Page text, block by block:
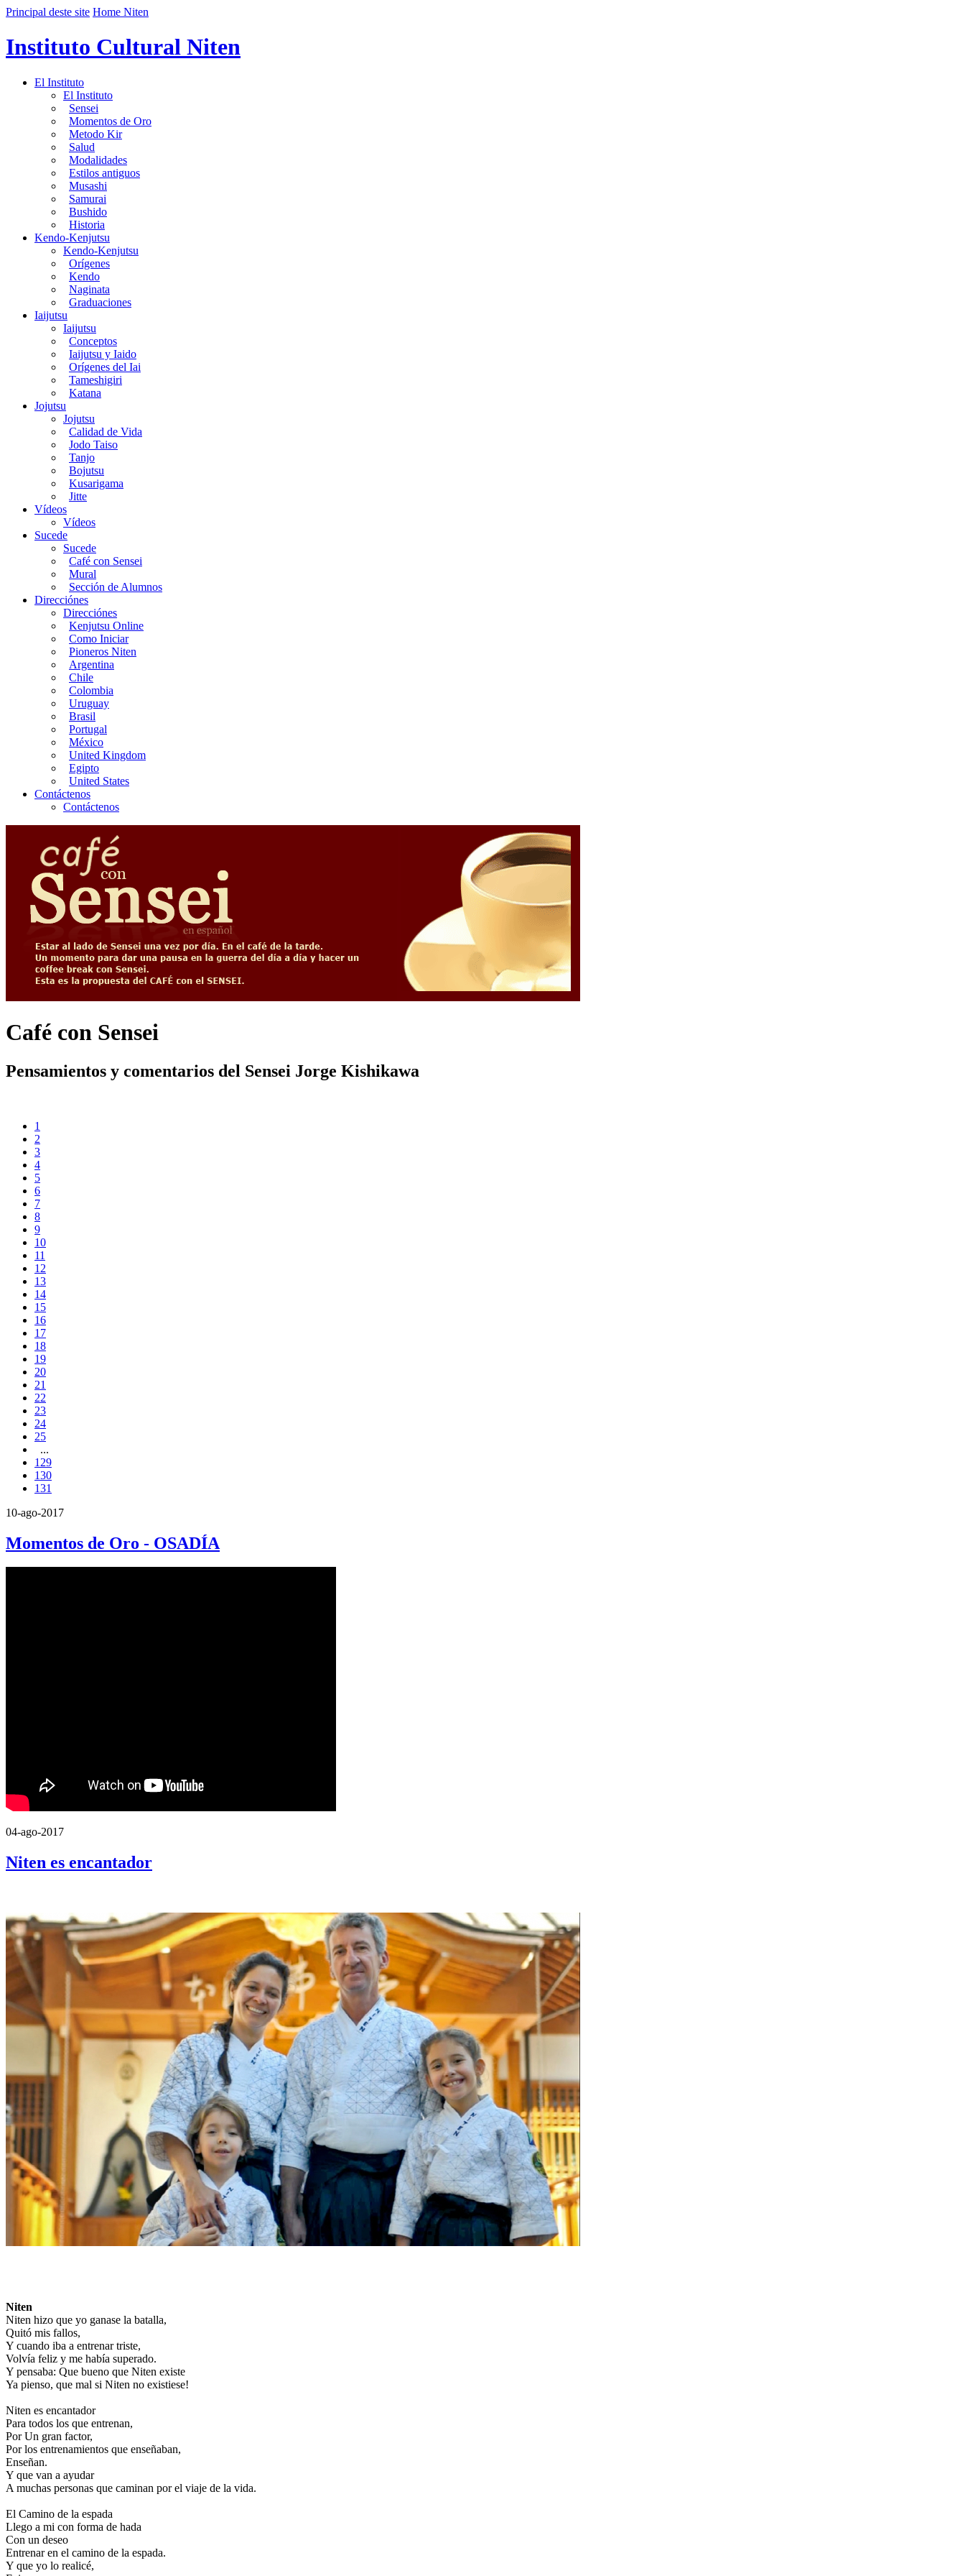
Principal deste site Home Niten
Instituto Cultural Niten
El Instituto
El Instituto
Sensei
Momentos de Oro
Metodo Kir
Salud
Modalidades
Estilos antiguos
Musashi
Samurai
Bushido
Historia
Kendo-Kenjutsu
Kendo-Kenjutsu
Orígenes
Kendo
Naginata
Graduaciones
Iaijutsu
Iaijutsu
Conceptos
Iaijutsu y Iaido
Orígenes del Iai
Tameshigiri
Katana
Jojutsu
Jojutsu
Calidad de Vida
Jodo Taiso
Tanjo
Bojutsu
Kusarigama
Jitte
Vídeos
Vídeos
Sucede
Sucede
Café con Sensei
Mural
Sección de Alumnos
Direcciónes
Direcciónes
Kenjutsu Online
Como Iniciar
Pioneros Niten
Argentina
Chile
Colombia
Uruguay
Brasil
Portugal
México
United Kingdom
Egipto
United States
Contáctenos
Contáctenos
Café con Sensei
Pensamientos y comentarios del Sensei Jorge Kishikawa
1
2
3
4
5
6
7
8
9
10
11
12
13
14
15
16
17
18
19
20
21
22
23
24
25
...
129
130
131
10-ago-2017
Momentos de Oro - OSADÍA
04-ago-2017
Niten es encantador
Niten
Niten hizo que yo ganase la batalla,
Quitó mis fallos,
Y cuando iba a entrenar triste,
Volvía feliz y me había superado.
Y pensaba: Que bueno que Niten existe
Ya pienso, que mal si Niten no existiese!
Niten es encantador
Para todos los que entrenan,
Por Un gran factor,
Por los entrenamientos que enseñaban,
Enseñan.
Y que van a ayudar
A muchas personas que caminan por el viaje de la vida.
El Camino de la espada
Llego a mi con forma de hada
Con un deseo
Entrenar en el camino de la espada.
Y que yo lo realicé,